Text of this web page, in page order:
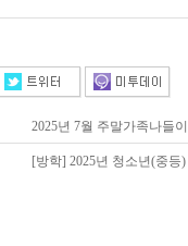
2025년 7월 주말가족나들
[방학] 2025년 청소년(중